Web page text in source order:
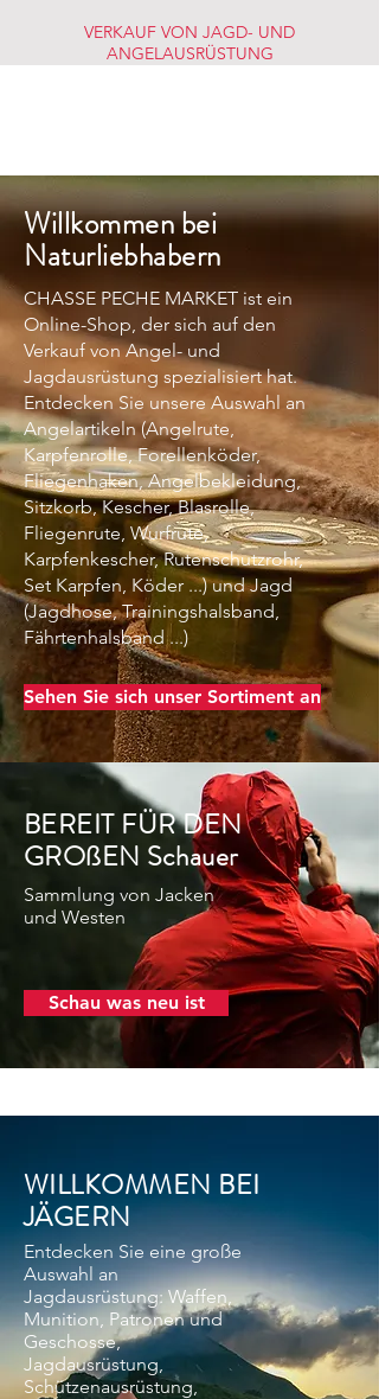
VERKAUF VON JAGD- UND
ANGELAUSRÜSTUNG
Willkommen bei
Naturliebhabern
CHASSE PECHE MARKET ist ein
Online-Shop, der sich auf den
Verkauf von Angel- und
Jagdausrüstung spezialisiert hat.
Entdecken Sie unsere Auswahl an
Angelartikeln (Angelrute,
Karpfenrolle, Forellenköder,
Fliegenhaken, Angelbekleidung,
Sitzkorb, Kescher, Blasrolle,
Fliegenrute, Wurfrute,
Karpfenkescher, Rutenschutzrohr,
Set Karpfen, Köder ...) und Jagd
(Jagdhose, Trainingshalsband,
Fährtenhalsband ...)
Sehen Sie sich unser Sortiment an
BEREIT FÜR DEN
GROßEN Schauer
Sammlung von Jacken
und Westen
Schau was neu ist
WILLKOMMEN BEI
JÄGERN
Entdecken Sie eine große
Auswahl an
Jagdausrüstung: Waffen,
Munition, Patronen und
Geschosse,
Jagdausrüstung,
Schützenausrüstung,